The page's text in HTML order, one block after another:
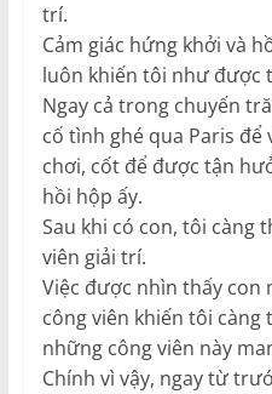
trí.
Cảm giác hứng khởi và
luôn khiến tôi như được
Ngay cả trong chuyến
cố tình ghé qua Paris để
chơi, cốt để được tận
hồi hộp ấy.
Sau khi có con, tôi càng
viên giải trí.
Việc được nhìn thấy con
công viên khiến tôi càng
những công viên này
Chính vì vậy, ngay từ